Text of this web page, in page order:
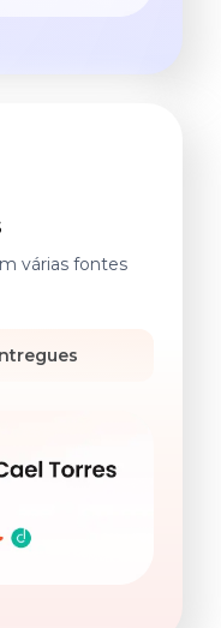
várias fontes